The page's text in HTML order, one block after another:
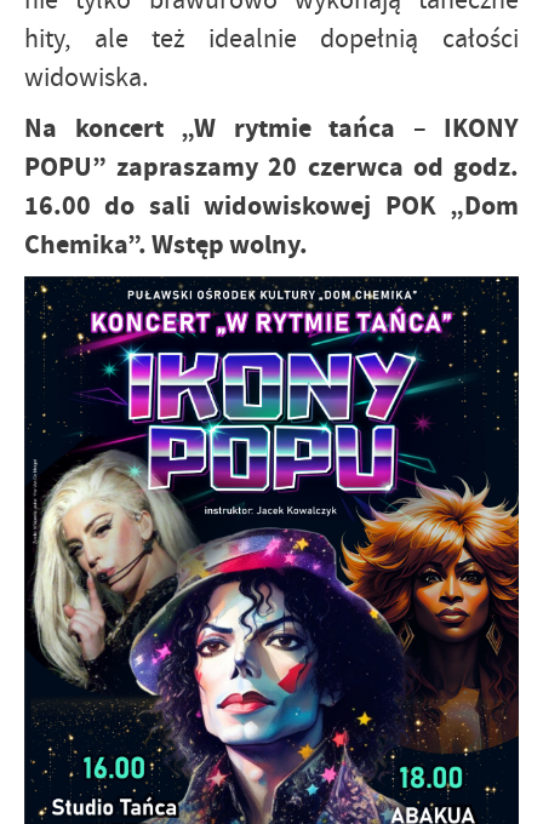
hity, ale też idealnie dopełnią całości
widowiska.
Na koncert „W rytmie tańca – IKONY
POPU” zapraszamy 20 czerwca od godz.
16.00 do sali widowiskowej POK „Dom
Chemika”. Wstęp wolny.